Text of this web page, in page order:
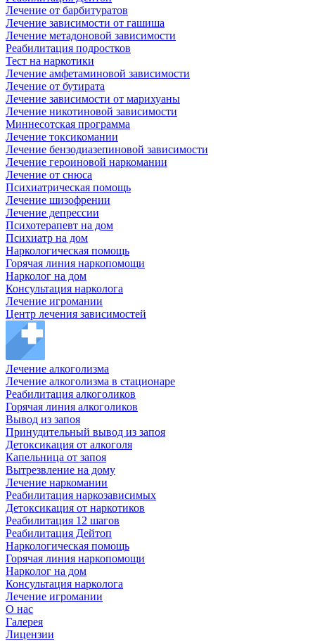
Лечение от барбитуратов
Лечение зависимости от гашиша
Лечение метадоновой зависимости
Реабилитация подростков
Тест на наркотики
Лечение амфетаминовой зависимости
Лечение от бутирата
Лечение зависимости от марихуаны
Лечение никотиновой зависимости
Миннесотская программа
Лечение токсикомании
Лечение бензодиазепиновой зависимости
Лечение героиновой наркомании
Лечение от снюса
Психиатрическая помощь
Лечение шизофрении
Лечение депрессии
Психотерапевт на дом
Психиатр на дом
Наркологическая помощь
Горячая линия наркопомощи
Нарколог на дом
Консультация нарколога
Лечение игромании
Центр лечения зависимостей
Лечение алкоголизма
Лечение алкоголизма в стационаре
Реабилитация алкоголиков
Горячая линия алкоголиков
Вывод из запоя
Принудительный вывод из запоя
Детоксикация от алкоголя
Капельница от запоя
Вытрезвление на дому
Лечение наркомании
Реабилитация наркозависимых
Детоксикация от наркотиков
Реабилитация 12 шагов
Реабилитация Дейтоп
Наркологическая помощь
Горячая линия наркопомощи
Нарколог на дом
Консультация нарколога
Лечение игромании
О нас
Галерея
Лицензии